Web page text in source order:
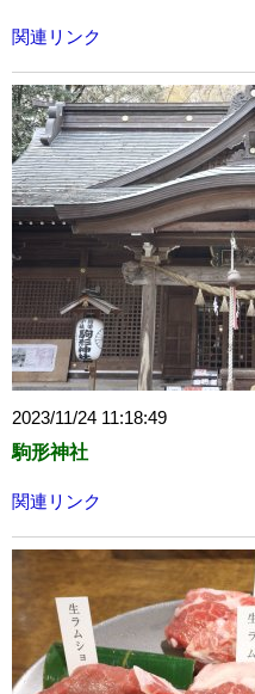
関連リンク
2023/11/24 11:18:49
駒形神社
関連リンク